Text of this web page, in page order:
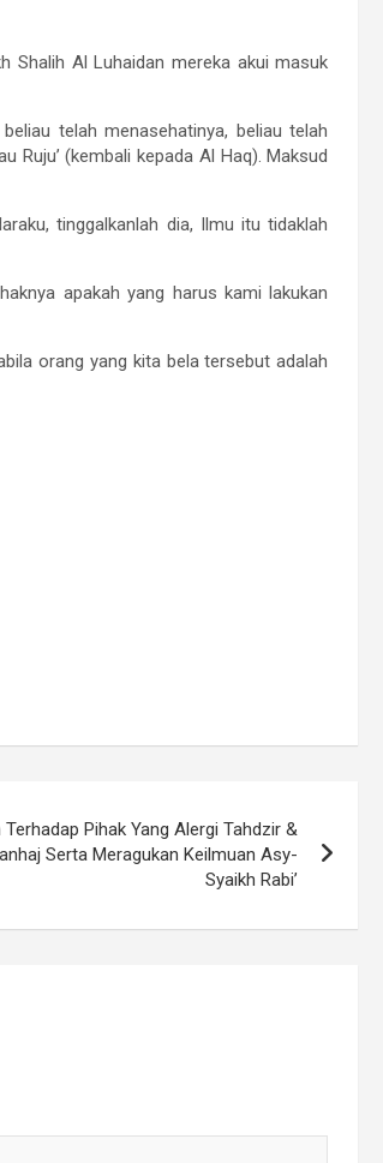
Shalih Al Luhaidan mereka akui masuk
telah menasehatinya, beliau telah
Ruju’ (kembali kepada Al Haq). Maksud
tinggalkanlah dia, Ilmu itu tidaklah
apakah yang harus kami lakukan
orang yang kita bela tersebut adalah
Terhadap Pihak Yang Alergi Tahdzir &
Serta Meragukan Keilmuan Asy-
Syaikh Rabi’